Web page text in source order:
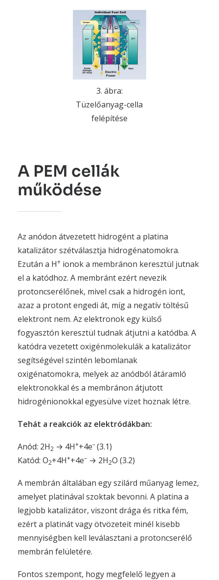
3. ábra:
Tüzelőanyag-cella
felépítése
A PEM cellák
működése
Az anódon átvezetett hidrogént a platina
katalizátor szétválasztja hidrogénatomokra.
Ezután a H+ ionok a membránon keresztül jutnak
el a katódhoz. A membránt ezért nevezik
protoncserélőnek, mivel csak a hidrogén iont,
azaz a protont engedi át, míg a negatív töltésű
elektront nem. Az elektronok egy külső
fogyasztón keresztül tudnak átjutni a katódba. A
katódra vezetett oxigénmolekulák a katalizátor
segítségével szintén lebomlanak
oxigénatomokra, melyek az anódból átáramló
elektronokkal és a membránon átjutott
hidrogénionokkal egyesülve vizet hoznak létre.
Tehát a reakciók az elektródákban:
Anód: 2H2 → 4H++4e–(3.1)
Katód: O2+4H++4e– → 2H2O (3.2)
A membrán általában egy szilárd műanyag lemez,
amelyet platinával szoktak bevonni. A platina a
legjobb katalizátor, viszont drága és ritka fém,
ezért a platinát vagy ötvözeteit minél kisebb
mennyiségben kell leválasztani a protoncserélő
membrán felületére.
Fontos szempont, hogy megfelelő legyen a